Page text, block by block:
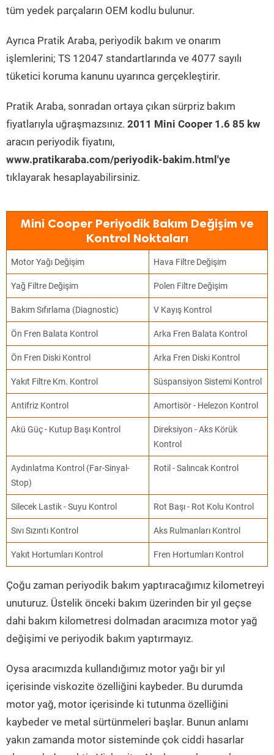
tüm yedek parçaların OEM kodlu bulunur.
Ayrıca Pratik Araba, periyodik bakım ve onarım
işlemlerini; TS 12047 standartlarında ve 4077 sayılı
tüketici koruma kanunu uyarınca gerçekleştirir.
Pratik Araba, sonradan ortaya çıkan sürpriz bakım
fiyatlarıyla uğraşmazsınız. 2011 Mini Cooper 1.6 85 kw
aracın periyodik fiyatını,
www.pratikaraba.com/periyodik-bakim.html'ye
tıklayarak hesaplayabilirsiniz.
Mini Cooper Periyodik Bakım Değişim ve
Kontrol Noktaları
Motor Yağı Değişim Hava Filtre Değişim
Yağ Filtre Değişim Polen Filtre Değişim
Bakım Sıfırlama (Diagnostic) V Kayış Kontrol
Ön Fren Balata Kontrol Arka Fren Balata Kontrol
Ön Fren Diski Kontrol Arka Fren Diski Kontrol
Yakıt Filtre Km. Kontrol Süspansiyon Sistemi Kontrol
Antifriz Kontrol Amortisör - Helezon Kontrol
Akü Güç - Kutup Başı Kontrol
Direksiyon - Aks Körük
Kontrol
Aydınlatma Kontrol (Far-Sinyal-
Stop)
Rotil - Salıncak Kontrol
Silecek Lastik - Suyu Kontrol Rot Başı - Rot Kolu Kontrol
Sıvı Sızıntı Kontrol Aks Rulmanları Kontrol
Yakıt Hortumları Kontrol Fren Hortumları Kontrol
Çoğu zaman periyodik bakım yaptıracağımız kilometreyi
unuturuz. Üstelik önceki bakım üzerinden bir yıl geçse
dahi bakım kilometresi dolmadan aracımıza motor yağ
değişimi ve periyodik bakım yaptırmayız.
Oysa aracımızda kullandığımız motor yağı bir yıl
içerisinde viskozite özelliğini kaybeder. Bu durumda
motor yağ, motor içerisinde ki tutunma özelliğini
kaybeder ve metal sürtünmeleri başlar. Bunun anlamı
yakın zamanda motor sisteminde çok ciddi hasarlar